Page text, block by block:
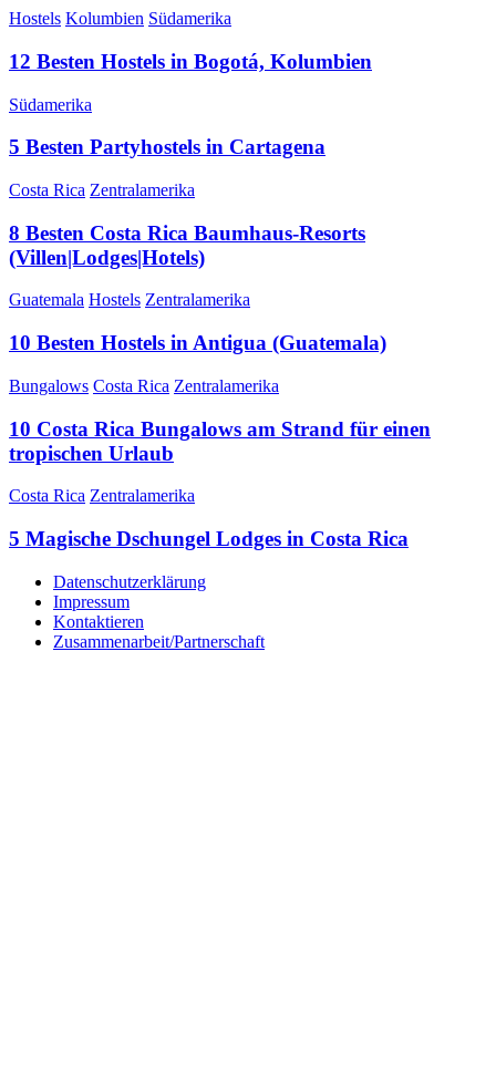
Hostels Kolumbien Südamerika
12 Besten Hostels in Bogotá, Kolumbien
Südamerika
5 Besten Partyhostels in Cartagena
Costa Rica Zentralamerika
8 Besten Costa Rica Baumhaus-Resorts
(Villen|Lodges|Hotels)
Guatemala Hostels Zentralamerika
10 Besten Hostels in Antigua (Guatemala)
Bungalows Costa Rica Zentralamerika
10 Costa Rica Bungalows am Strand für einen
tropischen Urlaub
Costa Rica Zentralamerika
5 Magische Dschungel Lodges in Costa Rica
Datenschutzerklärung
Impressum
Kontaktieren
Zusammenarbeit/Partnerschaft